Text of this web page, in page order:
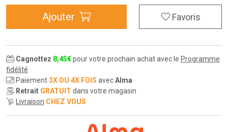
Ajouter Favoris
Cagnottez 8,45€pour votre prochain achat avec le Programme
fidélité
Paiement3X OU 4X FOIS avecAlma
Retrait GRATUIT dans votre magasin
Livraison CHEZ VOUS